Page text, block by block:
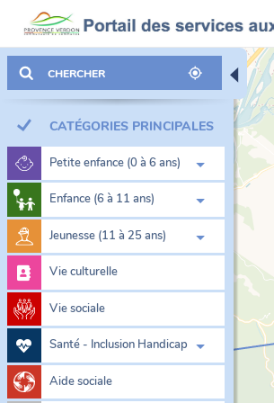
◀
CATÉGORIES PRINCIPALES
Petite enfance (0 à 6 ans)
Enfance (6 à 11 ans)
Jeunesse (11 à 25 ans)
Vie culturelle
Vie sociale
Santé - Inclusion Handicap
Aide sociale